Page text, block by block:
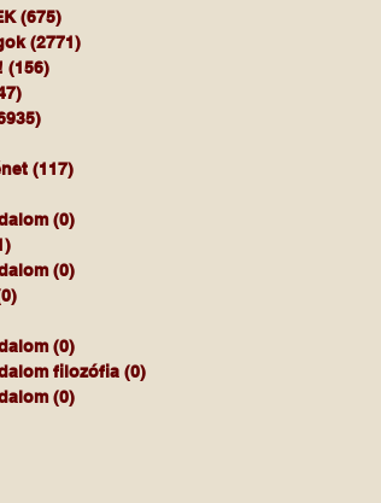
(675)
(2771)
(156)
(117)
(0)
(0)
(0)
filozófia (0)
(0)